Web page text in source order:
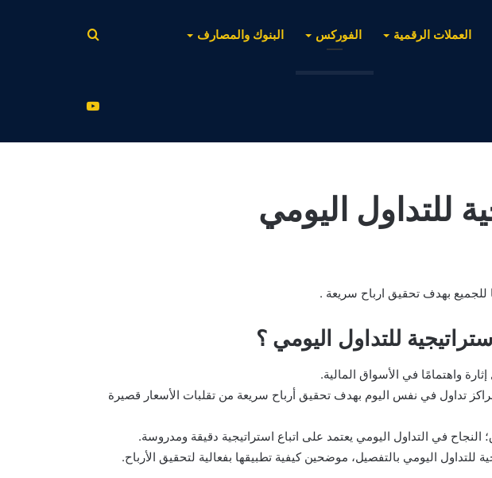
العملات الرقمية الفوركس البنوك والمصارف
عن
للتداول اليومي
للجميع بهدف تحقيق ارباح سريعة .
للتداول اليومي ؟
واهتمامًا في الأسواق المالية.
تداول في نفس اليوم بهدف تحقيق أرباح سريعة من تقلبات الأسعار قصيرة
في التداول اليومي يعتمد على اتباع استراتيجية دقيقة ومدروسة.
للتداول اليومي بالتفصيل، موضحين كيفية تطبيقها بفعالية لتحقيق الأرباح.